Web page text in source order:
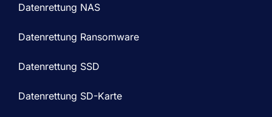
Datenrettung NAS
Datenrettung Ransomware
Datenrettung SSD
Datenrettung SD-Karte